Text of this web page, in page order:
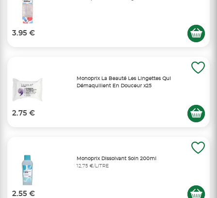
3.95 €
Monoprix La Beauté Les Lingettes Qui
Démaquillent En Douceur x25
2.75 €
Monoprix Dissolvant Soin 200ml
12,75 €/LITRE
2.55 €